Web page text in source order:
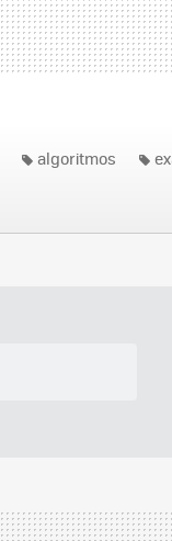
algoritmos